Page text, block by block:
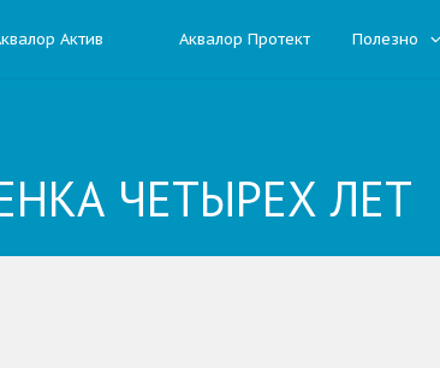
Актив Аквалор Протект Полезно
ЧЕТЫРЕХ ЛЕТ